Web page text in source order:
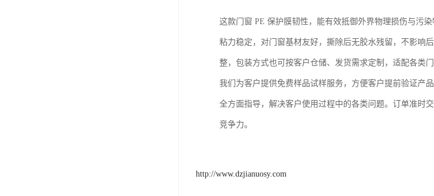
这款门窗 PE 保护膜韧性，能有效抵御外界物理损伤与污
粘力稳定，对门窗基材友好，撕除后无胶水残留，不影响
整，包装方式也可按客户仓储、发货需求定制，适配各类门
我们为客户提供免费样品试样服务，方便客户提前验证产
全方面指导，解决客户使用过程中的各类问题。订单准时
竞争力。
http://www.dzjianuosy.com